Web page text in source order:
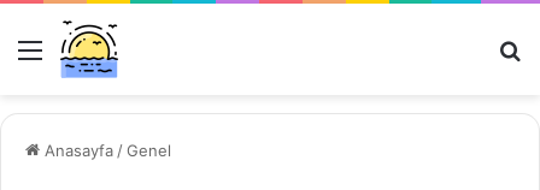
Menü
Anasayfa /Genel